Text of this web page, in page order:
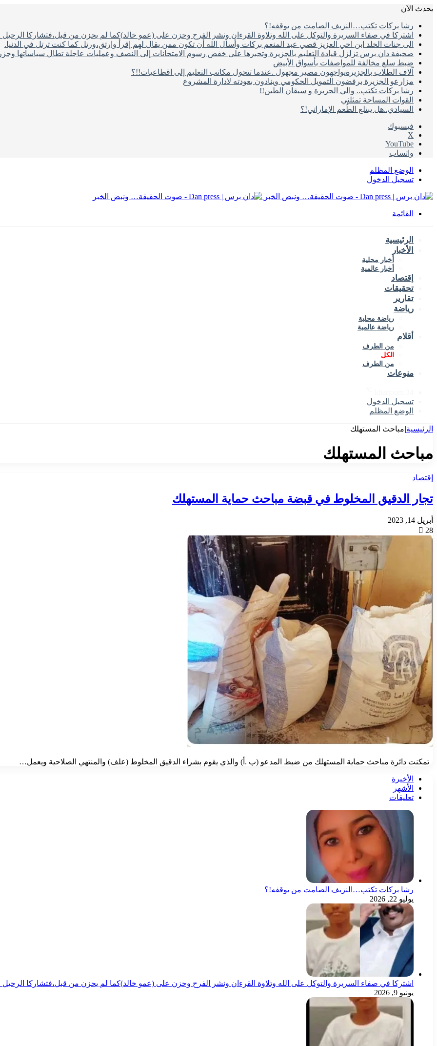
يحدث الاَن
رشا بركات تكتب…النزيف الصامت من يوقفه!؟
اشتركا في صفاء السريرة والتوكل على الله وتلاوة القرءان ونشر الفرح وحزن على (عمو خالد)كما لم يحزن من قبل،فتشاركا الرحيل
الى جنات الخلد ابن اخي العزيز قصي عبد المنعم بركات وأسأل الله أن تكون ممن يقال لهم إقرأ وارتق،ورتل كما كنت ترتل في الدنيا.
صحيفة دان برس تزلزل قيادة التعليم بالجزيرة وتجبرها على خفض رسوم الامتحانات إلى النصف وعمليات عاجلة تطال سياساتها
ضبط سلع مخالفة للمواصفات بأسواق الأبيض
آلاف الطلاب بالجزيرةيواجهون مصير مجهول .عندما تتحول مكاتب التعليم إلى اقطاعيات!!؟
مزارعو الجزيرة برفضون التمويل الحكومي وينادون بعودته لادارة المشروع
رشا بركات تكتب.. والي الجزيرة و سيقان الطين!!
القوات المساحة تمثلني
السيادي..هل يبتلع الطُعم الإماراتي!؟
فيسبوك
‫X
‫YouTube
واتساب
الوضع المظلم
تسجيل الدخول
القائمة
الرئيسية
الأخبار
أخبار محلية
أخبار عالمية
إقتصاد
تحقيقات
تقارير
رياضة
رياضة محلية
رياضة عالمية
أقلام
من الطرف
الكل
من الطرف
منوعات
تسجيل الدخول
الوضع المظلم
الرئيسية|مباحث المستهلك
مباحث المستهلك
إقتصاد
تجار الدقيق المخلوط في قبضة مباحث حماية المستهلك
أبريل 14, 2023
28
تمكنت دائرة مباحث حماية المستهلك من ضبط المدعو (ب .أ) والذي يقوم بشراء الدقيق المخلوط (علف) والمنتهي الصلاحية ويعمل…
الأخيرة
الأشهر
تعليقات
رشا بركات تكتب…النزيف الصامت من يوقفه!؟
يوليو 22, 2026
اشتركا في صفاء السريرة والتوكل على الله وتلاوة القرءان ونشر الفرح وحزن على (عمو خالد)كما لم يحزن من قبل،فتشاركا الرحيل
يونيو 9, 2026